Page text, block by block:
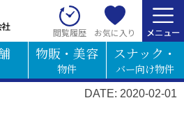
閲覧履歴 お気に入り
物販・美容
物件
スナック・
バー向け物件
DATE: 2020-02-01